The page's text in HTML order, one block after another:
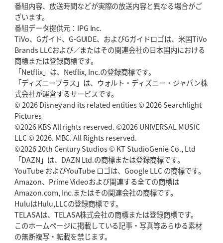
2026年5月21日(木)更新
狭山RG、ライチェル海遥スタッフ入り
ッション
2026年5月14日(木)更新
神戸、1位通過の立役者レタリック
「悲運の闘将」宮地克実氏死去 熱血指導で埼玉WKの基礎築く
2026年4月30日(木)更新
BR東京、「ユニバーサルデー」の意義「特別からノーマルへ」が最終
ゴール
2026年4月23日(木)更新
元代表ラピース、今季限りで引退「クボタは10年いた自分のホーム」
2026年4月16日(木)更新
BL東京「強化拠点」を「共有財産」に新クラブハウスは「皆に開かれ
た空間」
番組内容、放送時間などが実際の放送内容と異なる場合がご
ざいます。
番組データ提供元：IPG Inc.
TiVo、Gガイド、G-GUIDE、およびGガイドロゴは、米国TiVo
Brands LLCおよび／またはその関連会社の日本国内における
商標または登録商標です。
「Netflix」は、Netflix, Inc.の登録商標です。
「ディズニープラス」は、ウォルト・ディズニー・ジャパン株
式会社が運営するサービスです。
© 2026 Disney and its related entities © 2026 Searchlight
Pictures
©2026 KBS All rights reserved. ©2026 UNIVERSAL MUSIC
LLC © 2026. MBC. All Rights reserved.
©2026 20th Century Studios © KT StudioGenie Co., Ltd
「DAZN」は、DAZN Ltd.の商標または登録商標です。
YouTube およびYouTube ロゴは、Google LLC の商標です。
Amazon、Prime Videoおよび関連する全ての商標は
Amazon.com, Inc.またはその関連会社の商標です。
HuluはHulu,LLCの登録商標です。
TELASAは、TELASA株式会社の商標または登録商標です。
このホームページに掲載している記事・写真等あらゆる素材
の無断複写・転載を禁じます。